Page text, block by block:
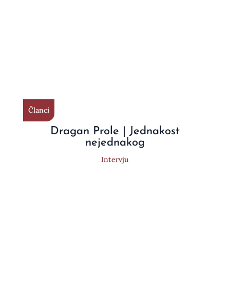
Članci
Dragan Prole | Jednakost
nejednakog
Intervju